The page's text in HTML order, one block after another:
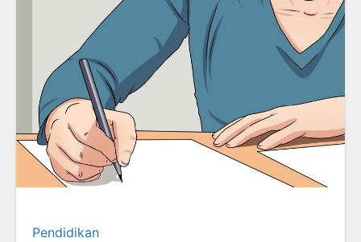
Pendidikan